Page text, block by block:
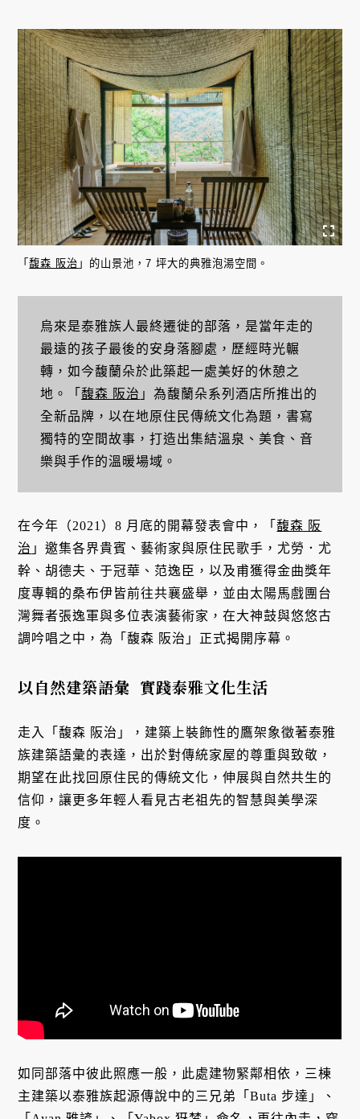
「馥森 阪治 」的山景池，7 坪大的典雅泡湯空間。
烏來是泰雅族人最終遷徙的部落，是當年走的
最遠的孩子最後的安身落腳處，歷經時光輾
轉，如今馥蘭朵於此築起一處美好的休憩之
地。「 馥森 阪治 」為馥蘭朵系列酒店所推出的
全新品牌，以在地原住民傳統文化為題，書寫
獨特的空間故事，打造出集結溫泉、美食、音
樂與手作的溫暖場域。
在今年（2021）8 月底的開幕發表會中，「馥森 阪
治 」邀集各界貴賓、藝術家與原住民歌手，尤勞．尤
幹、胡德夫、于冠華、范逸臣，以及甫獲得金曲獎年
度專輯的桑布伊皆前往共襄盛舉，並由太陽馬戲團台
灣舞者張逸軍與多位表演藝術家，在大神鼓與悠悠古
調吟唱之中，為「馥森 阪治」正式揭開序幕。
以自然建築語彙 實踐泰雅文化生活
走入「馥森 阪治」，建築上裝飾性的鷹架象徵著泰雅
族建築語彙的表達，出於對傳統家屋的尊重與致敬，
期望在此找回原住民的傳統文化，伸展與自然共生的
信仰，讓更多年輕人看見古老祖先的智慧與美學深
度。
如同部落中彼此照應一般，此處建物緊鄰相依，三棟
主建築以泰雅族起源傳說中的三兄弟「Buta 步達」、